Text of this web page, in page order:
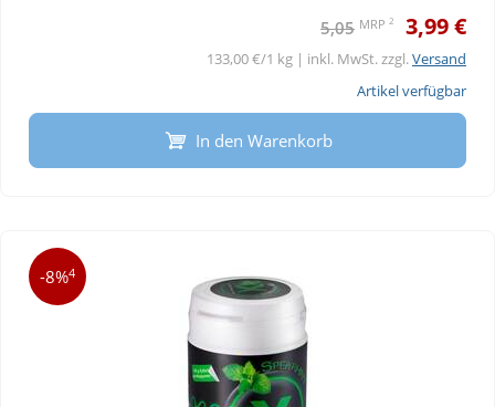
5,05 MRP 2 3,99 €
133,00 €/1 kg | inkl. MwSt. zzgl.Versand
Artikel verfügbar
In den Warenkorb
-8%4